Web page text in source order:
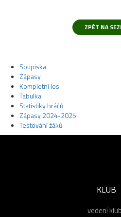
Soupiska
Zápasy
Kompletní los
Tabulka
Statistiky hráčů
Zápasy 2024-2025
Testování žáků
KLUB
vedení